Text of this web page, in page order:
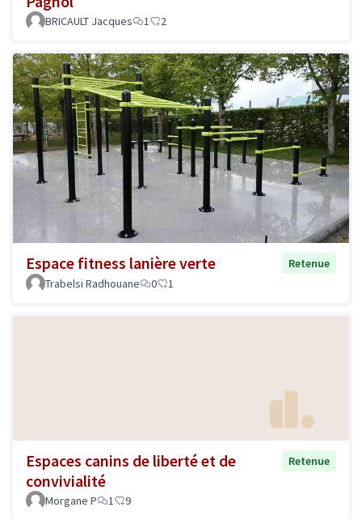
BRICAULT Jacques 1 2
Espace fitness lanière verte
Retenue
Trabelsi Radhouane
0 1
Espaces canins de liberté et de
convivialité
Retenue
Morgane P 1 9